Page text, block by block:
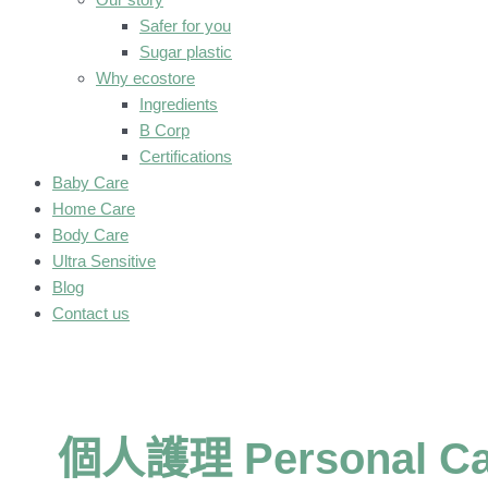
Safer for you
Sugar plastic
Why ecostore
Ingredients
B Corp
Certifications
Baby Care
Home Care
Body Care
Ultra Sensitive
Blog
Contact us
個人護理 Personal